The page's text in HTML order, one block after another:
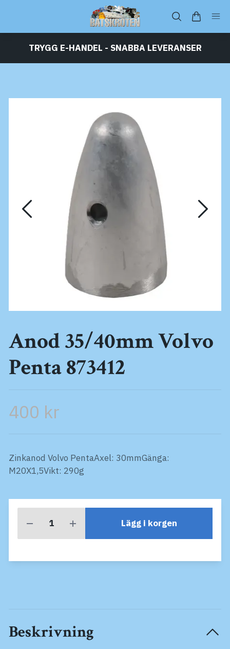
TRYGG E-HANDEL - SNABBA LEVERANSER
Anod 35/40mm Volvo
Penta 873412
400 kr
Zinkanod Volvo PentaAxel: 30mmGänga:
M20X1,5Vikt: 290g
Lägg i korgen
Beskrivning